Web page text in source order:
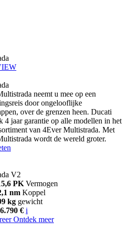
neemt u mee op een
door ongelooflijke
over de grenzen heen. Ducati
4 jaar garantie op alle modellen in het
van 4Ever Multistrada. Met
wordt de wereld groter.
V2
PK Vermogen
nm Koppel
kg gewicht
€ i
Ontdek meer